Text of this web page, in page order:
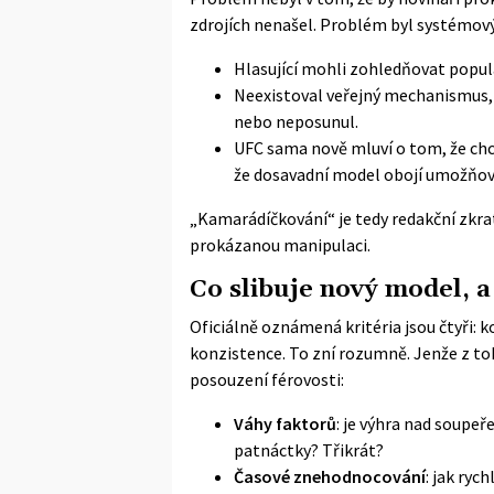
zdrojích nenašel. Problém byl
Hlasující mohli zohledňovat
Neexistoval veřejný
nebo neposunul.
UFC sama nově mluví o tom, že
že dosavadní model obojí
„Kamarádíčkování“ je tedy redakční
prokázanou manipulaci.
Co slibuje nový model,
Oficiálně oznámená kritéria jsou čtyři:
konzistence. To zní rozumně. Jenže z
posouzení férovosti:
Váhy faktorů: je výhra nad
patnáctky? Třikrát?
Časové znehodnocování: jak